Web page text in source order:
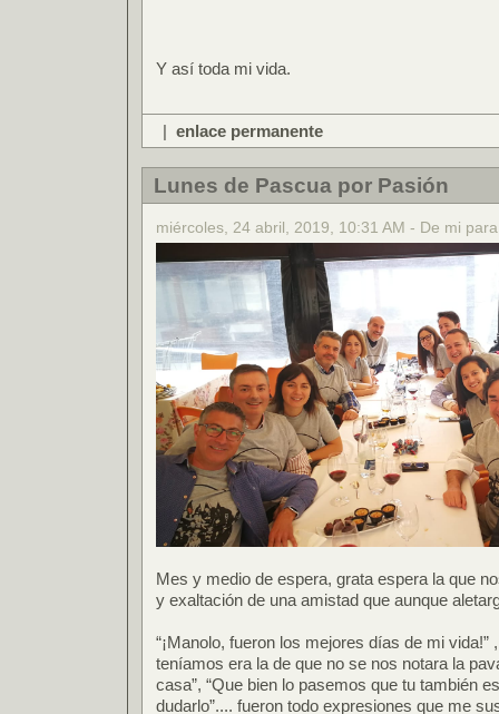
Y así toda mi vida.
| enlace permanente
Lunes de Pascua por Pasión
miércoles, 24 abril, 2019, 10:31 AM - De mi
Mes y medio de espera, grata espera la que
y exaltación de una amistad que aunque
“¡Manolo, fueron los mejores días de mi vida!”
teníamos era la de que no se nos notara la
casa”, “Que bien lo pasemos que tu también
dudarlo”.... fueron todo expresiones que me